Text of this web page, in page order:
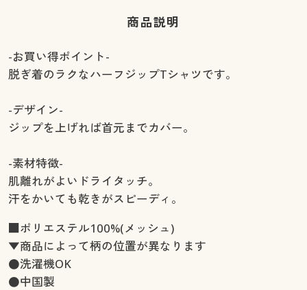
商品説明
-お買い得ポイント-
脱ぎ着のラクなハーフジップTシャツです。
-デザイン-
ジップを上げれば首元までカバー。
-素材特徴-
肌離れがよいドライタッチ。
汗をかいても乾きがスピーディ。
■ポリエステル100%(メッシュ)
▼商品によって柄の位置が異なります
●洗濯機OK
●中国製